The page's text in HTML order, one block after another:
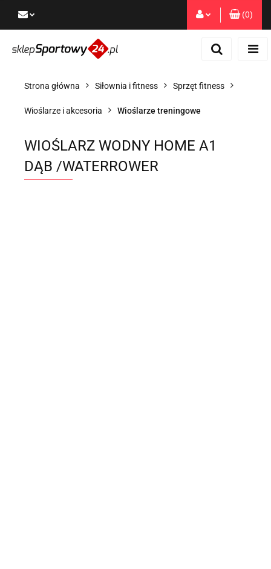
Dodaj zgłoszenie
(0)
Strona główna Siłownia i fitness Sprzęt fitness
Wioślarze i akcesoria Wioślarze treningowe
WIOŚLARZ WODNY HOME A1
DĄB /WATERROWER